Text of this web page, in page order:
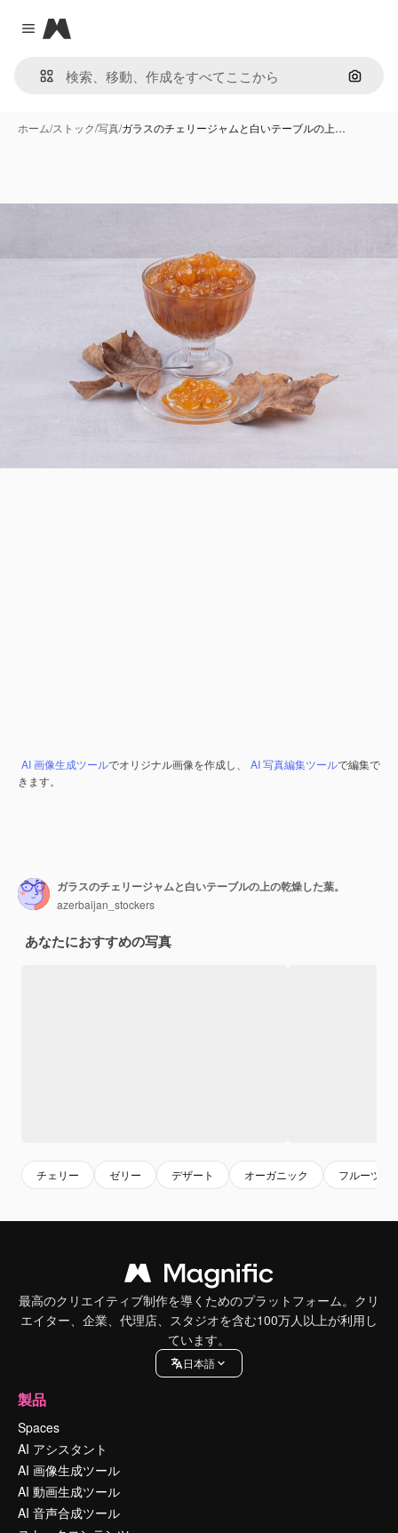
Close menu
Magnific
画像で
ホーム/ストック/写真/ガラスのチェリージャムと白いテーブルの上…
AI 画像生成ツールでオリジナル画像を作成し、 AI 写真編集ツールで編集で
きます。
ガラスのチェリージャムと白いテーブルの上の乾燥した葉。
azerbaijan_stockers
あなたにおすすめの写真
チェリー ゼリー デザート オーガニック フルーツ
最高のクリエイティブ制作を導くためのプラットフォーム。クリ
エイター、企業、代理店、スタジオを含む100万人以上が利用し
ています。
日本語
製品
Spaces
AI アシスタント
AI 画像生成ツール
AI 動画生成ツール
AI 音声合成ツール